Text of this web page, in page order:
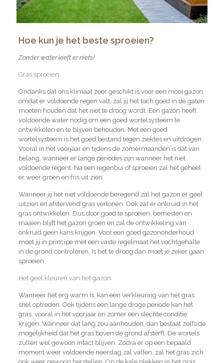
Hoe kun je het beste sproeien?
Zonder water leeft er niets!
Gras sproeien
Ondanks dat ons klimaat zeer geschikt is voor een mooi gazon,
omdat er voldoende regen valt, zal jij het toch goed in de gaten
moeten houden dat het niet te droog wordt. Een gazon heeft
voldoende water nodig om een goed wortelsysteem te
ontwikkelen en te blijven behouden. Met een goed
wortelsysteem is het goed bestand tegen ziektes en uitdrogen.
Vooral in het voorjaar en tijdens de zomermaanden is dat van
belang, wanneer er lange periodes zijn wanneer het niet
voldoende regent. Na een regenbui of sproeien zal het geheel
er weer groen en fris uit zien.
Wanneer jij het niet voldoende beregend zal het gazon er geel
uitzien en afstervend gras vertonen. Ook zal er onkruid in het
gras ontwikkelen. Dus door goed te sproeien, bemesten en
maaien blijft het gazon groen en zal de ontwikkeling van
onkruid geen kans krijgen. Voor een goed gazononderhoud
moet jij in principe met een vaste regelmaat het vochtgehalte
in de grond controleren. Is het te droog dan moet je zeker gaan
sproeien.
Het geel kleuren van het gazon
Wanneer het erg warm is, kan een verkleuring van het gras
snel optreden. Ook tijdens een lange droge periode kan het
gras, vooral in het voorjaar en zomer een slechte conditie
krijgen. Wanneer dat lang zou aanhouden, dan bestaat zelfs de
mogelijkheid dat het gras boven de grond afsterft. De wortels
zullen wel gewoon intact blijven. Zodra er op een bepaald
moment weer voldoende neerslag zal vallen, zal het gras zich